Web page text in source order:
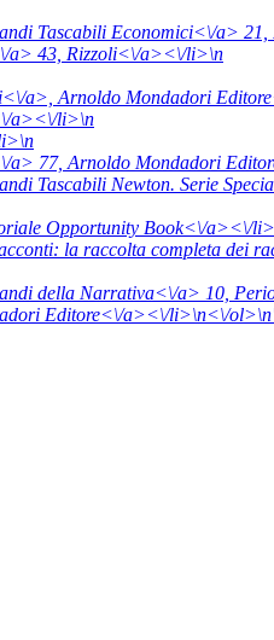
Tascabili Economici<\/a> 21,
a> 43, Rizzoli<\/a><\/li>\n
a>, Arnoldo Mondadori
a><\/li>\n
a> 77, Arnoldo Mondadori
Tascabili Newton. Serie
Opportunity Book<\/a><\/
la raccolta completa dei
della Narrativa<\/a> 10,
Editore<\/a><\/li>\n<\/